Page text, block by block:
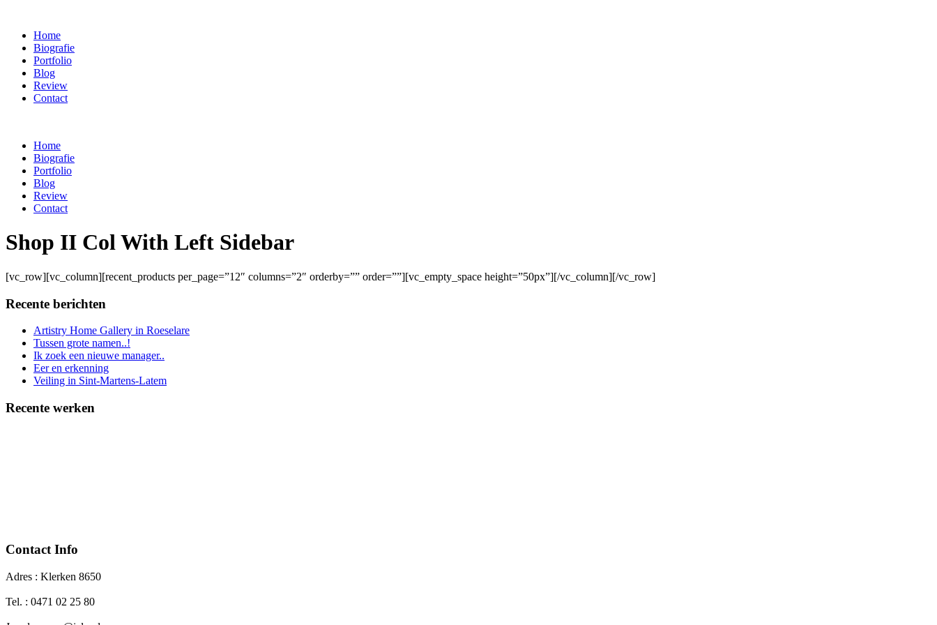
Home
Biografie
Portfolio
Blog
Review
Contact
Home
Biografie
Portfolio
Blog
Review
Contact
Shop II Col With Left Sidebar
[vc_row][vc_column][recent_products per_page=”12″ columns=”2″ orderby=”” order=””][vc_empty_space height=”50px”][/vc_column][/vc_row]
Recente berichten
Artistry Home Gallery in Roeselare
Tussen grote namen..!
Ik zoek een nieuwe manager..
Eer en erkenning
Veiling in Sint-Martens-Latem
Recente werken
Contact Info
Adres : Klerken 8650
Tel. : 0471 02 25 80